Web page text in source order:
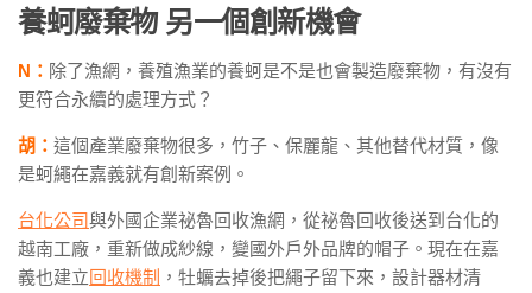
養蚵廢棄物 另一個創新機會
N： 除了漁網，養殖漁業的養蚵是不是也會製造廢棄物，有沒有
更符合永續的處理方式？
胡： 這個產業廢棄物很多，竹子、保麗龍、其他替代材質，像
是蚵繩在嘉義就有創新案例。
台化公司與外國企業祕魯回收漁網，從祕魯回收後送到台化的
越南工廠，重新做成紗線，變國外戶外品牌的帽子。現在在嘉
義也建立回收機制 ，牡蠣去掉後把繩子留下來，設計器材清